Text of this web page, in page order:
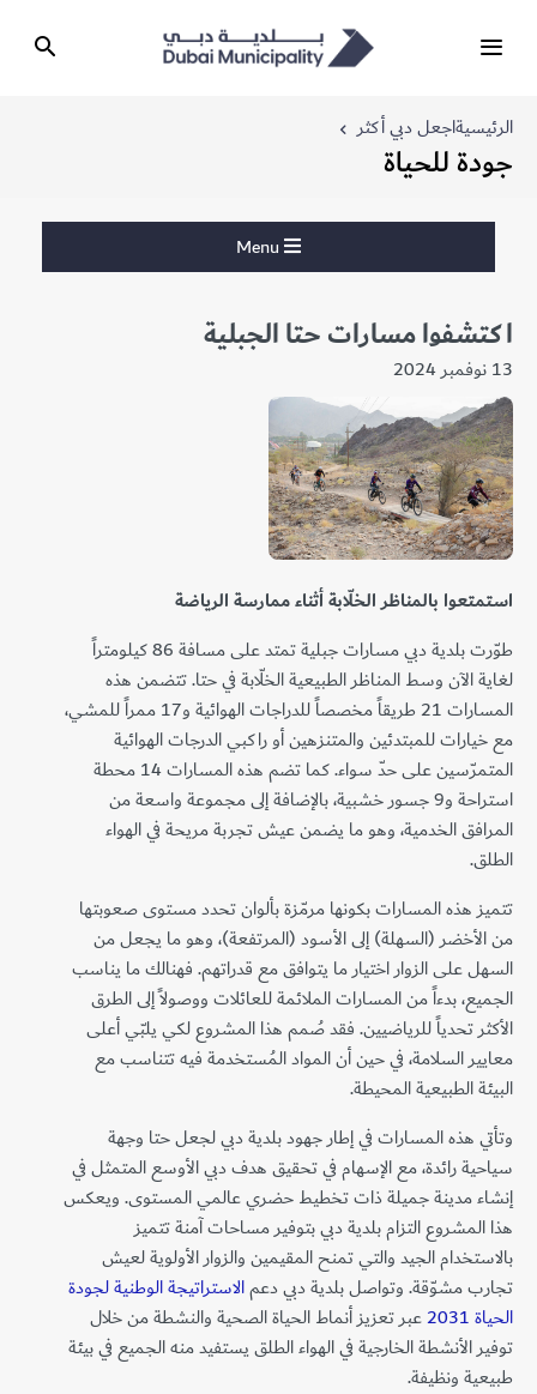
الرئيسيةاجعل دبي أكثر
جودة للحياة
اكتشفوا مسارات حتا الجبلية
13 نوفمبر 2024
استمتعوا بالمناظر الخلّابة أثناء ممارسة الرياضة
طوّرت بلدية دبي مسارات جبلية تمتد على مسافة 86 كيلومتراً
لغاية الآن وسط المناظر الطبيعية الخلّابة في حتا. تتضمن هذه
المسارات 21 طريقاً مخصصاً للدراجات الهوائية و17 ممراً للمشي،
مع خيارات للمبتدئين والمتنزهين أو راكبي الدرجات الهوائية
المتمرّسين على حدّ سواء. كما تضم هذه المسارات 14 محطة
استراحة و9 جسور خشبية، بالإضافة إلى مجموعة واسعة من
المرافق الخدمية، وهو ما يضمن عيش تجربة مريحة في الهواء
الطلق.
تتميز هذه المسارات بكونها مرمّزة بألوان تحدد مستوى صعوبتها
من الأخضر (السهلة) إلى الأسود (المرتفعة)، وهو ما يجعل من
السهل على الزوار اختيار ما يتوافق مع قدراتهم. فهنالك ما يناسب
الجميع، بدءاً من المسارات الملائمة للعائلات ووصولاً إلى الطرق
الأكثر تحدياً للرياضيين. فقد صُمم هذا المشروع لكي يلبّي أعلى
معايير السلامة، في حين أن المواد المُستخدمة فيه تتناسب مع
البيئة الطبيعية المحيطة.
وتأتي هذه المسارات في إطار جهود بلدية دبي لجعل حتا وجهة
سياحية رائدة، مع الإسهام في تحقيق هدف دبي الأوسع المتمثل في
إنشاء مدينة جميلة ذات تخطيط حضري عالمي المستوى. ويعكس
هذا المشروع التزام بلدية دبي بتوفير مساحات آمنة تتميز
بالاستخدام الجيد والتي تمنح المقيمين والزوار الأولوية لعيش
تجارب مشوّقة. وتواصل بلدية دبي دعمالاستراتيجة الوطنية لجودة
الحياة 2031
عبر تعزيز أنماط الحياة الصحية والنشطة من خلال
توفير الأنشطة الخارجية في الهواء الطلق يستفيد منه الجميع في بيئة
طبيعية ونظيفة.